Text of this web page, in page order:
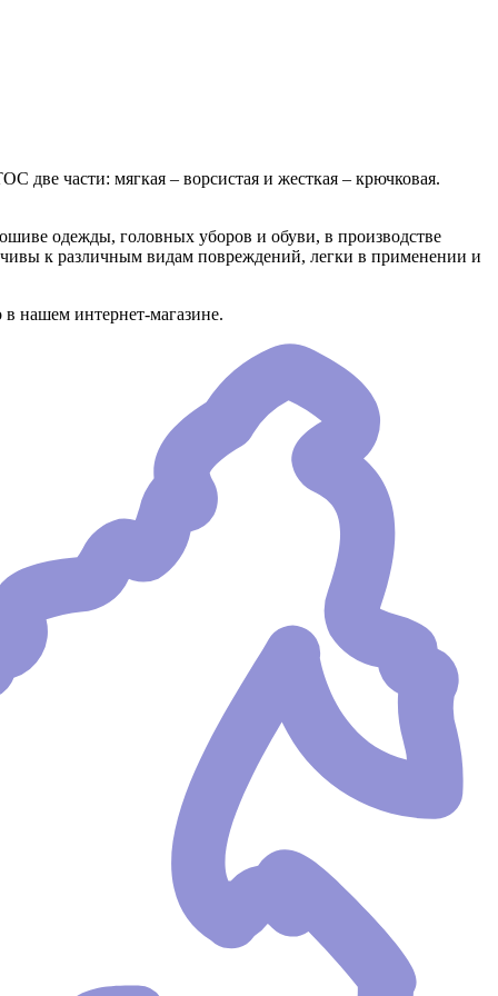
две части: мягкая – ворсистая и жесткая – крючковая.
одежды, головных уборов и обуви, в производстве
к различным видам повреждений, легки в применении и
нашем интернет-магазине.